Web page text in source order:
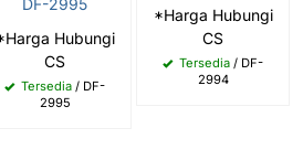
DF-2995
Hubungi
CS
Tersedia / DF-
2995
*Harga Hubungi
CS
Tersedia / DF-
2994